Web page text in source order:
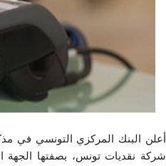
شركة نقديات تونس، بصفتها الجهة